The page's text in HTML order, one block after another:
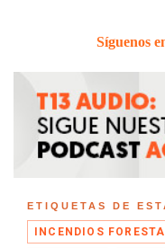
Síguenos
ETIQUETAS DE
INCENDIOS